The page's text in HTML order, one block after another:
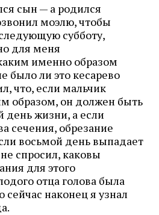
сын — а родился
моэлю, чтобы
субботу,
для меня
именно образом
было ли это кесарево
что, если мальчик
образом, он должен быть
день жизни, а если
сечения, обрезание
восьмой день выпадает
спросил, каковы
для этого
отца голова была
сейчас наконец я узнал